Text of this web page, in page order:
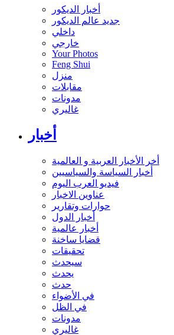
أخبار الديكور
جديد عالم الديكور
داخلي
خارجي
Your Photos
Feng Shui
منزل
مقابلات
مدونات
غاليري
أخبار
أخر الأخبار العربية و العالمية
أخبار السياسة والسياسيين
فيديو العرب اليوم
عناوين الاخبار
حوارات وتقارير
أخبار الدول
أخبار عالمية
قضايا ساخنة
تحقيقات
سيحدث
يحدث
حدث
في الأضواء
في الظل
مدونات
غاليري